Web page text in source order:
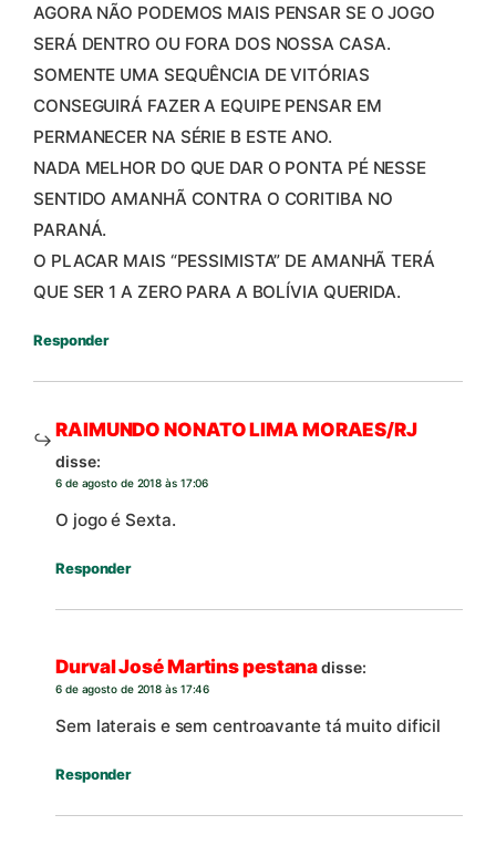
AGORA NÃO PODEMOS MAIS PENSAR SE O JOGO
SERÁ DENTRO OU FORA DOS NOSSA CASA.
SOMENTE UMA SEQUÊNCIA DE VITÓRIAS
CONSEGUIRÁ FAZER A EQUIPE PENSAR EM
PERMANECER NA SÉRIE B ESTE ANO.
NADA MELHOR DO QUE DAR O PONTA PÉ NESSE
SENTIDO AMANHÃ CONTRA O CORITIBA NO
PARANÁ.
O PLACAR MAIS “PESSIMISTA” DE AMANHÃ TERÁ
QUE SER 1 A ZERO PARA A BOLÍVIA QUERIDA.
Responder
RAIMUNDO NONATO LIMA MORAES/RJ
disse:
6 de agosto de 2018 às 17:06
O jogo é Sexta.
Responder
Durval José Martins pestanadisse:
6 de agosto de 2018 às 17:46
Sem laterais e sem centroavante tá muito dificil
Responder